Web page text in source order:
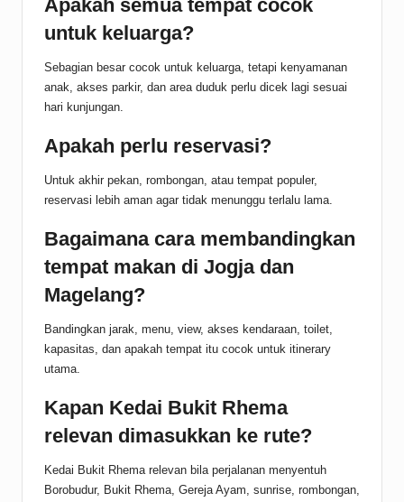
Apakah semua tempat cocok
untuk keluarga?
Sebagian besar cocok untuk keluarga, tetapi kenyamanan
anak, akses parkir, dan area duduk perlu dicek lagi sesuai
hari kunjungan.
Apakah perlu reservasi?
Untuk akhir pekan, rombongan, atau tempat populer,
reservasi lebih aman agar tidak menunggu terlalu lama.
Bagaimana cara membandingkan
tempat makan di Jogja dan
Magelang?
Bandingkan jarak, menu, view, akses kendaraan, toilet,
kapasitas, dan apakah tempat itu cocok untuk itinerary
utama.
Kapan Kedai Bukit Rhema
relevan dimasukkan ke rute?
Kedai Bukit Rhema relevan bila perjalanan menyentuh
Borobudur, Bukit Rhema, Gereja Ayam, sunrise, rombongan,